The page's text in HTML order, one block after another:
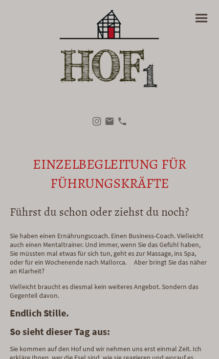
EINZELBEGLEITUNG FÜR
FÜHRUNGSKRÄFTE
Führst du schon oder ziehst du noch?
Sie haben einen Ernährungscoach. Einen Business-Coach. Vielleicht
auch einen Mentaltrainer. Und immer, wenn Sie das Gefühl haben,
Sie müssten mal etwas für sich tun, geht es zur Massage, ins Spa,
oder für ein Wochenende nach Mallorca. Aber bringt Sie das näher
an Klarheit?
Vielleicht braucht es diesmal kein weiteres Angebot. Sondern das
Gegenteil davon.
Endlich Stille.
So sieht dieser Tag aus:
Sie kommen auf den Hof und wir nehmen uns erst einmal Zeit. Ich